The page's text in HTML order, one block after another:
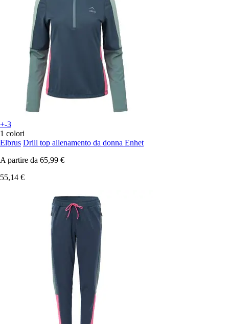
+-3
1 colori
Elbrus Drill top allenamento da donna Enhet
A partire da 65,99 €
55,14 €